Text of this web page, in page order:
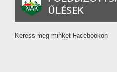
Keress meg minket Facebookon